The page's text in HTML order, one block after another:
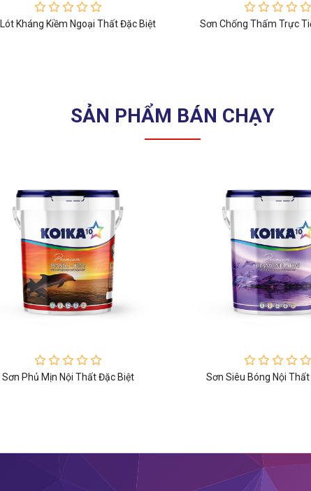
Kháng Kiềm Ngoại Thất Đặc Biệt Sơn Chống Thấm Trực
SẢN PHẨM BÁN CHẠY
Sơn Phủ Mịn Nội Thất Đặc Biệt Sơn Siêu Bóng Nội Thất